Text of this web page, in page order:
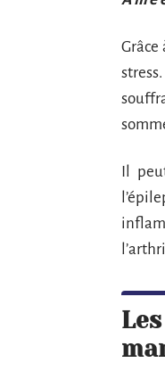
Grâce
Il